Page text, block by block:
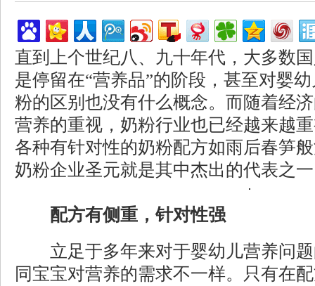
直到上个世纪八、九十年代，大多数
是停留在“营养品”的阶段，甚至对婴
粉的区别也没有什么概念。而随着经
营养的重视，奶粉行业也已经越来越
各种有针对性的奶粉配方如雨后春笋
奶粉企业圣元就是其中杰出的代表之
配方有侧重，针对性强
立足于多年来对于婴幼儿营养问题
同宝宝对营养的需求不一样。只有在